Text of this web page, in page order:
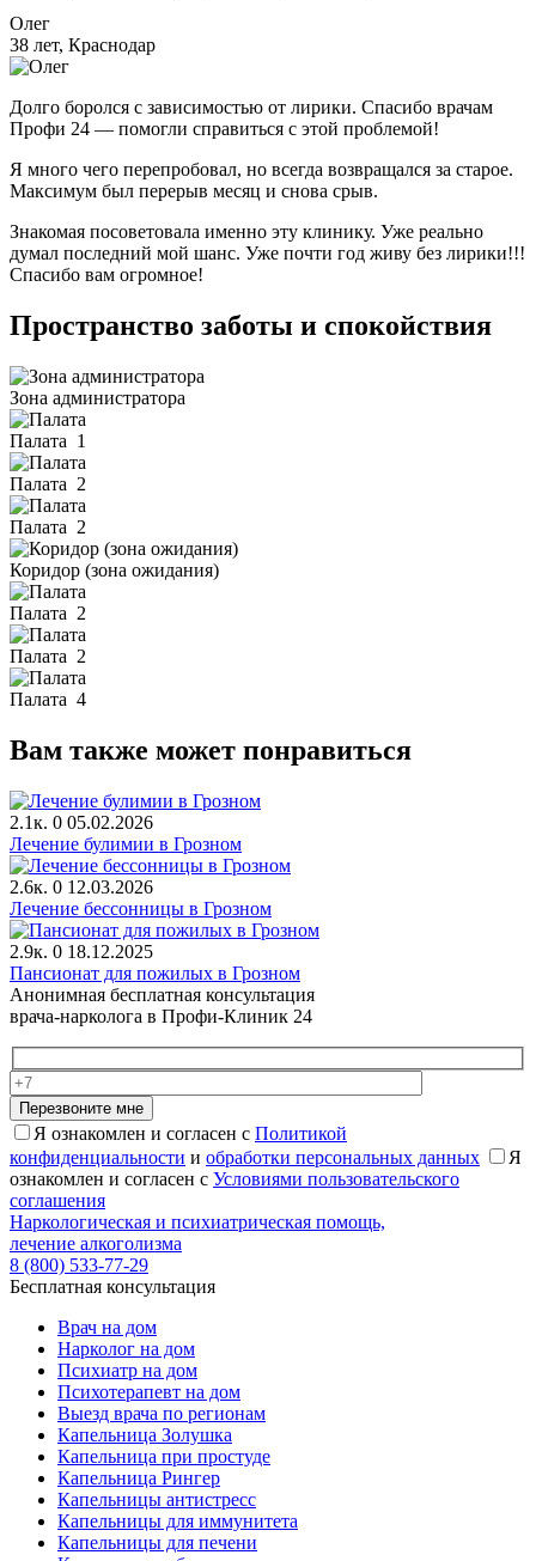
Олег
38 лет, Краснодар
Долго боролся с зависимостью от лирики. Спасибо врачам
Профи 24 — помогли справиться с этой проблемой!
Я много чего перепробовал, но всегда возвращался за старое.
Максимум был перерыв месяц и снова срыв.
Знакомая посоветовала именно эту клинику. Уже реально
думал последний мой шанс. Уже почти год живу без лирики!!!
Спасибо вам огромное!
Пространство заботы и спокойствия
Зона администратора
Палата 1
Палата 2
Палата 2
Коридор (зона ожидания)
Палата 2
Палата 2
Палата 4
Вам также может понравиться
2.1к. 0 05.02.2026
Лечение булимии в Грозном
2.6к. 0 12.03.2026
Лечение бессонницы в Грозном
2.9к. 0 18.12.2025
Пансионат для пожилых в Грозном
Анонимная бесплатная консультация
врача-нарколога в Профи-Клиник 24
Перезвоните мне
Я ознакомлен и согласен с Политикой
конфиденциальности и обработки персональных данных
Я
ознакомлен и согласен с Условиями пользовательского
соглашения
Наркологическая и психиатрическая помощь,
лечение алкоголизма
8 (800) 533-77-29
Бесплатная консультация
Врач на дом
Нарколог на дом
Психиатр на дом
Психотерапевт на дом
Выезд врача по регионам
Капельница Золушка
Капельница при простуде
Капельница Рингер
Капельницы антистресс
Капельницы для иммунитета
Капельницы для печени